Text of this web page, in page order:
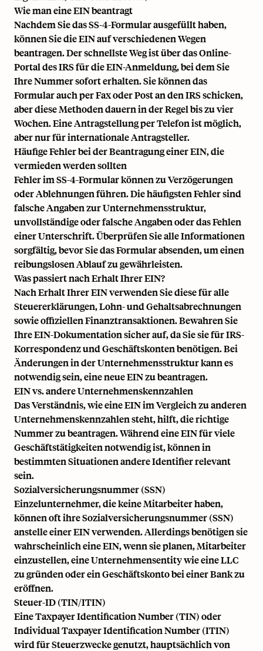
Wie man eine EIN beantragt
Nachdem Sie das SS-4-Formular ausgefüllt haben,
können Sie die EIN auf verschiedenen Wegen
beantragen. Der schnellste Weg ist über das Online-
Portal des IRS für die EIN-Anmeldung, bei dem Sie
Ihre Nummer sofort erhalten. Sie können das
Formular auch per Fax oder Post an den IRS schicken,
aber diese Methoden dauern in der Regel bis zu vier
Wochen. Eine Antragstellung per Telefon ist möglich,
aber nur für internationale Antragsteller.
Häufige Fehler bei der Beantragung einer EIN, die
vermieden werden sollten
Fehler im SS-4-Formular können zu Verzögerungen
oder Ablehnungen führen. Die häufigsten Fehler sind
falsche Angaben zur Unternehmensstruktur,
unvollständige oder falsche Angaben oder das Fehlen
einer Unterschrift. Überprüfen Sie alle Informationen
sorgfältig, bevor Sie das Formular absenden, um einen
reibungslosen Ablauf zu gewährleisten.
Was passiert nach Erhalt Ihrer EIN?
Nach Erhalt Ihrer EIN verwenden Sie diese für alle
Steuererklärungen, Lohn- und Gehaltsabrechnungen
sowie offiziellen Finanztransaktionen. Bewahren Sie
Ihre EIN-Dokumentation sicher auf, da Sie sie für IRS-
Korrespondenz und Geschäftskonten benötigen. Bei
Änderungen in der Unternehmensstruktur kann es
notwendig sein, eine neue EIN zu beantragen.
EIN vs. andere Unternehmenskennzahlen
Das Verständnis, wie eine EIN im Vergleich zu anderen
Unternehmenskennzahlen steht, hilft, die richtige
Nummer zu beantragen. Während eine EIN für viele
Geschäftstätigkeiten notwendig ist, können in
bestimmten Situationen andere Identifier relevant
sein.
Sozialversicherungsnummer (SSN)
Einzelunternehmer, die keine Mitarbeiter haben,
können oft ihre Sozialversicherungsnummer (SSN)
anstelle einer EIN verwenden. Allerdings benötigen sie
wahrscheinlich eine EIN, wenn sie planen, Mitarbeiter
einzustellen, eine Unternehmensentity wie eine LLC
zu gründen oder ein Geschäftskonto bei einer Bank zu
eröffnen.
Steuer-ID (TIN/ITIN)
Eine Taxpayer Identification Number (TIN) oder
Individual Taxpayer Identification Number (ITIN)
wird für Steuerzwecke genutzt, hauptsächlich von